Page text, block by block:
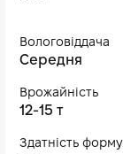
Вологовіддача
Середня
Врожайність
12-15 т
Здатність